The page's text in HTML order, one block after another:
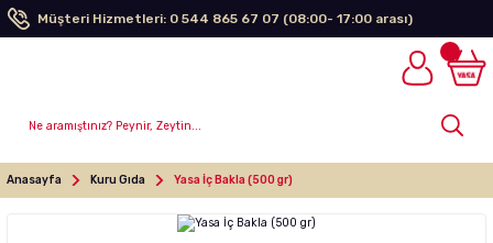
Müşteri Hizmetleri: 0 544 865 67 07 (08:00- 17:00 arası)
Anasayfa Kuru Gıda Yasa İç Bakla (500 gr)